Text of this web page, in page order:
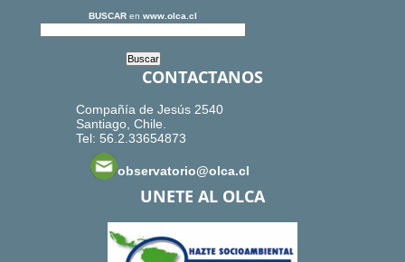
BUSCAR en www.olca.cl
CONTACTANOS
Compañía de Jesús 2540
Santiago, Chile.
Tel: 56.2.33654873
observatorio@olca.cl
UNETE AL OLCA